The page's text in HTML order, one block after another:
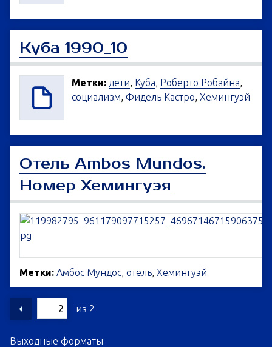
Куба 1990_10
Метки: дети, Куба, Роберто Робайна,
социализм, Фидель Кастро, Хемингуэй
Отель Ambos Mundos.
Номер Хемингуэя
Метки: Амбос Мундос, отель, Хемингуэй
из 2
Выходные форматы